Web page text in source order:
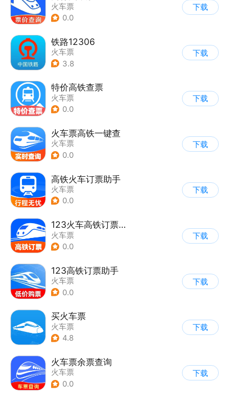
火车票
0.0
下载
铁路12306
火车票
3.8
下载
特价高铁查票
火车票
0.0
下载
火车票高铁一键查
火车票
0.0
下载
高铁火车订票助手
火车票
0.0
下载
123火车高铁订票助手
火车票
0.0
下载
123高铁订票助手
火车票
0.0
下载
买火车票
火车票
4.8
下载
火车票余票查询
火车票
0.0
下载